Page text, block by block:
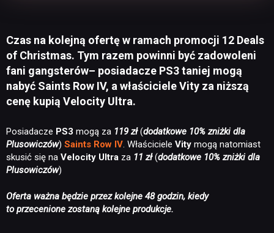
Czas na kolejną ofertę w ramach promocji 12 Deals
of Christmas. Tym razem powinni być zadowoleni
fani gangsterów– posiadacze PS3 taniej mogą
nabyć Saints Row IV, a właściciele Vity za niższą
cenę kupią Velocity Ultra.
Posiadacze PS3 mogą za 119 zł(dodatkowe 10% zniżki dla
Plusowiczów) Saints Row IV. Właściciele Vity mogą natomiast
skusić się na Velocity Ultra za 11 zł(dodatkowe 10% zniżki dla
Plusowiczów)
Oferta ważna będzie przez kolejne 48 godzin, kiedy
to przecenione zostaną kolejne produkcje.